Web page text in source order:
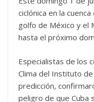
ciclónica en la
golfo de México y el
hasta el próximo
Especialistas de los
Clima del Instituto
predicción,
peligro de que Cuba